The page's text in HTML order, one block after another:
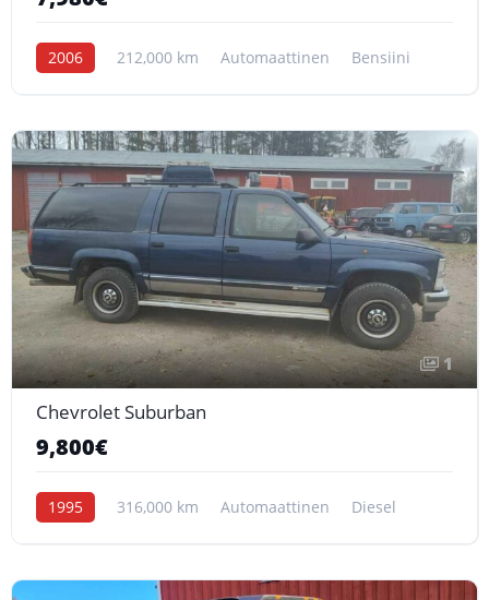
2006 212,000 km Automaattinen Bensiini
1
Chevrolet Suburban
9,800€
1995 316,000 km Automaattinen Diesel